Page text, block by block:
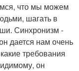
что мы можем
шагать в
Синхронизм -
дается нам очень
требования
он